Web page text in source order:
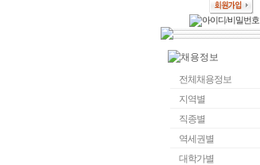
전체채용정보
지역별
직종별
역세권별
대학가별